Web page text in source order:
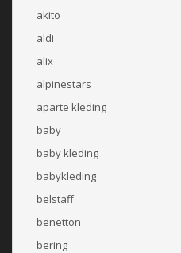
akito
aldi
alix
alpinestars
aparte kleding
baby
baby kleding
babykleding
belstaff
benetton
bering